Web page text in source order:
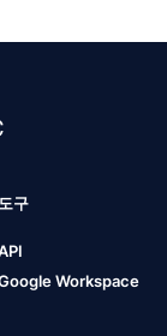
도구
Workspace